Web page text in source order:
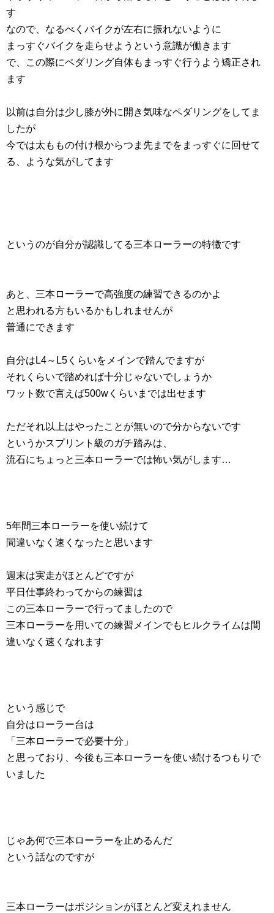
す
なので、なるべくバイクが左右に振れないように
まっすぐバイクを走らせようという意識が働きます
で、この際にペダリング自体もまっすぐ行うよう矯正され
ます
以前は自分は少し膝が外に開き気味なペダリングをしてま
したが
今では太ももの付け根からつま先までをまっすぐに回せて
る、ような気がしてます
というのが自分が認識してる三本ローラーの特徴です
あと、三本ローラーで高強度の練習できるのかよ
と思われる方もいるかもしれませんが
普通にできます
自分はL4～L5くらいをメインで踏んでますが
それくらいで踏めれば十分じゃないでしょうか
ワット数で言えば500wくらいまでは出せます
ただそれ以上はやったことが無いので分からないです
というかスプリント級のガチ踏みは、
流石にちょっと三本ローラーでは怖い気がします…
5年間三本ローラーを使い続けて
間違いなく速くなったと思います
週末は実走がほとんどですが
平日仕事終わってからの練習は
この三本ローラーで行ってましたので
三本ローラーを用いての練習メインでもヒルクライムは間
違いなく速くなれます
という感じで
自分はローラー台は
「三本ローラーで必要十分」
と思っており、今後も三本ローラーを使い続けるつもりで
いました
じゃあ何で三本ローラーを止めるんだ
という話なのですが
三本ローラーはポジションがほとんど変えれません